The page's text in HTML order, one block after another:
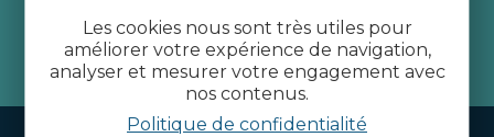
Les cookies nous sont très utiles pour
améliorer votre expérience de navigation,
analyser et mesurer votre engagement avec
nos contenus.
Politique de confidentialité
je m'abonne